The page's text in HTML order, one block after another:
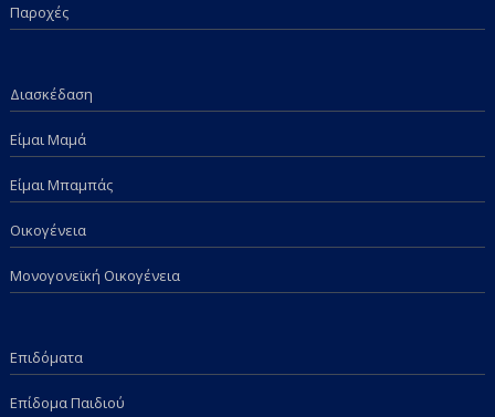
Παροχές
Διασκέδαση
Είμαι Μαμά
Είμαι Μπαμπάς
Οικογένεια
Μονογονεϊκή Οικογένεια
Επιδόματα
Επίδομα Παιδιού